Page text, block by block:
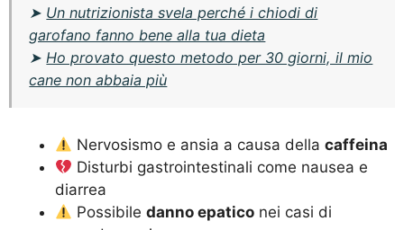
➤ Un nutrizionista svela perché i chiodi di
garofano fanno bene alla tua dieta
➤Ho provato questo metodo per 30 giorni, il mio
cane non abbaia più
Nervosismo e ansia a causa dellacaffeina
Disturbi gastrointestinali come nausea e
diarrea
Possibiledanno epatico nei casi di